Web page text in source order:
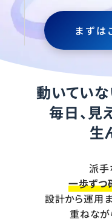
まずは
動いていな
毎日、見
生
派手
一歩ずつ
設計から運用
重ねなが